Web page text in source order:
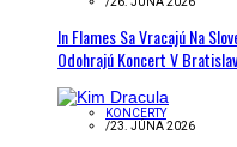
In Flames Sa Vracajú Na
Odohrajú Koncert V
KONCERTY
/23. JÚNA 2026